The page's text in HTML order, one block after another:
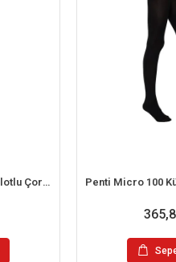
Penti Kadın Roses File Külotlu Çorap